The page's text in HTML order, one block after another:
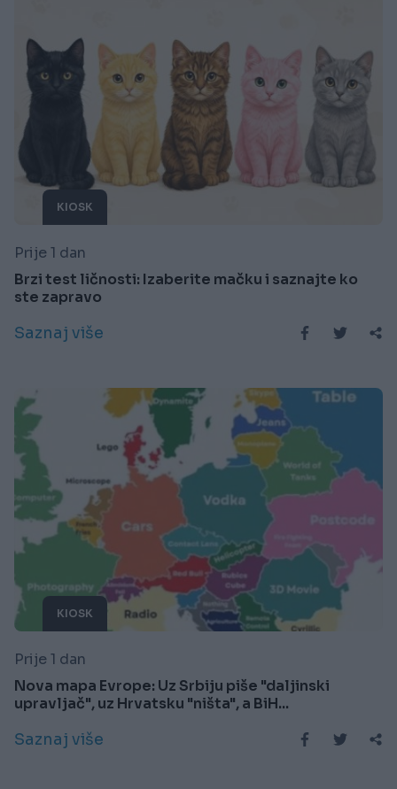
KIOSK
Prije 1 dan
Brzi test ličnosti: Izaberite mačku i saznajte ko
ste zapravo
Saznaj više
KIOSK
Prije 1 dan
Nova mapa Evrope: Uz Srbiju piše "daljinski
upravljač", uz Hrvatsku "ništa", a BiH...
Saznaj više